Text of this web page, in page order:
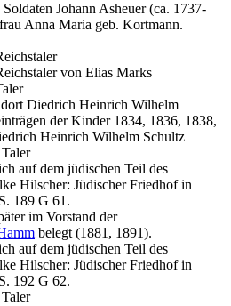
Johann Asheuer (ca. 1737-
Anna Maria geb. Kortmann.
von Elias Marks
Diedrich Heinrich Wilhelm
der Kinder 1834, 1836, 1838,
Heinrich Wilhelm Schultz
auf dem jüdischen Teil des
Hilscher: Jüdischer Friedhof in
189 G 61.
im Vorstand der
belegt (1881, 1891).
auf dem jüdischen Teil des
Hilscher: Jüdischer Friedhof in
192 G 62.